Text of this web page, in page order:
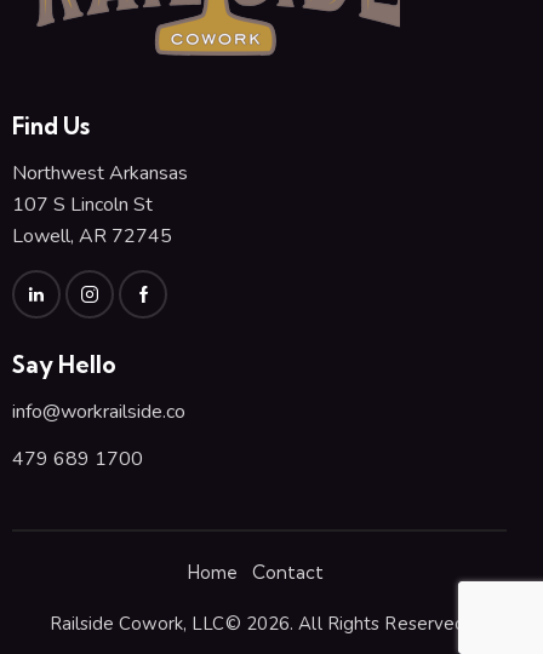
Find Us
Northwest Arkansas
107 S Lincoln St
Lowell, AR 72745
Say Hello
info@workrailside.co
479 689 1700
Home Contact
Railside Cowork, LLC© 2026. All Rights Reserved.